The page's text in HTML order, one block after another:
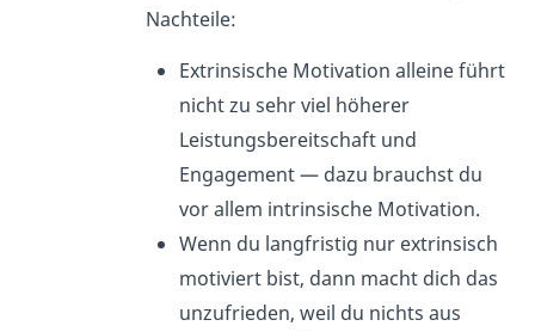
Nachteile:
Extrinsische Motivation alleine führt
nicht zu sehr viel höherer
Leistungsbereitschaft und
Engagement — dazu brauchst du
vor allem intrinsische Motivation.
Wenn du langfristig nur extrinsisch
motiviert bist, dann macht dich das
unzufrieden, weil du nichts aus